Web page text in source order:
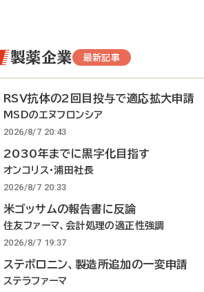
製薬企業 最新記事
RSV抗体の2回目投与で適応拡大申請
MSDのエヌフロンシア
2026/8/7 20:43
2030年までに黒字化目指す
オンコリス・浦田社長
2026/8/7 20:33
米ゴッサムの報告書に反論
住友ファーマ、会計処理の適正性強調
2026/8/7 19:37
ステボロニン、製造所追加の一変申請
ステラファーマ